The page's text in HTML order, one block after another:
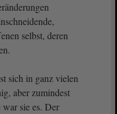
selbst, deren
sich in ganz vielen
aber zumindest
sie es. Der